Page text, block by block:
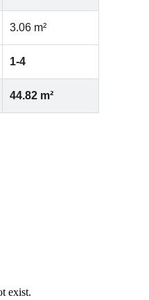
3.06 m²
1-4
44.82 m²